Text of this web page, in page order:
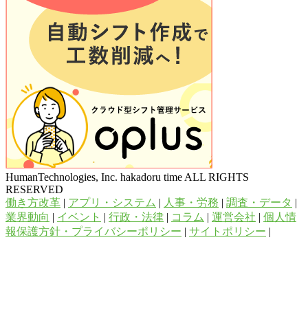
HumanTechnologies, Inc. hakadoru time ALL RIGHTS
RESERVED
働き方改革 | アプリ・システム | 人事・労務 | 調査・データ |
業界動向 | イベント | 行政・法律 | コラム | 運営会社 | 個人情
報保護方針・プライバシーポリシー | サイトポリシー |